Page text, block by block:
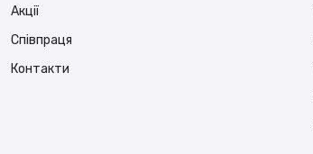
Акції
Співпраця
Контакти